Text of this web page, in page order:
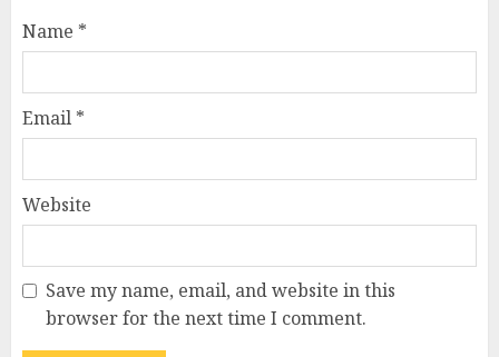
Name *
Email *
Website
Save my name, email, and website in this
browser for the next time I comment.